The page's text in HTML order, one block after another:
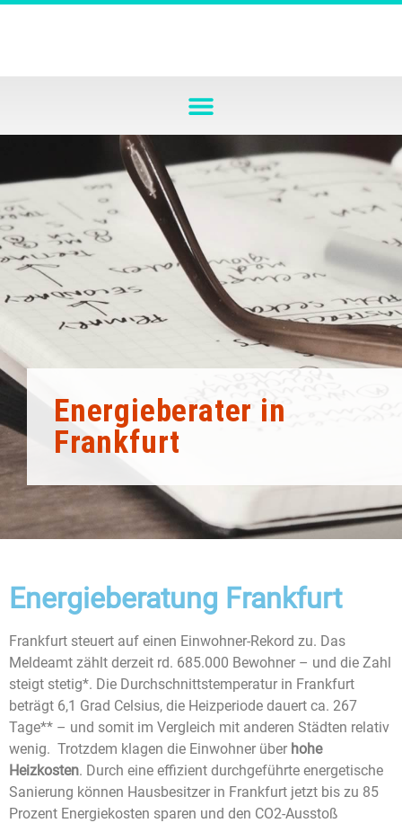
Energieberater in
Frankfurt
Energieberatung Frankfurt
Frankfurt steuert auf einen Einwohner-Rekord zu. Das
Meldeamt zählt derzeit rd. 685.000 Bewohner – und die Zahl
steigt stetig*. Die Durchschnittstemperatur in Frankfurt
beträgt 6,1 Grad Celsius, die Heizperiode dauert ca. 267
Tage** – und somit im Vergleich mit anderen Städten relativ
wenig. Trotzdem klagen die Einwohner über hohe
Heizkosten. Durch eine effizient durchgeführte energetische
Sanierung können Hausbesitzer in Frankfurt jetzt bis zu 85
Prozent Energiekosten sparen und den CO2-Ausstoß